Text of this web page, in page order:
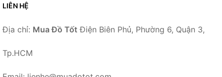
LIÊN HỆ
Địa chỉ: Mua Đồ Tốt Điện Biên Phủ, Phường 6, Quận 3,
Tp.HCM